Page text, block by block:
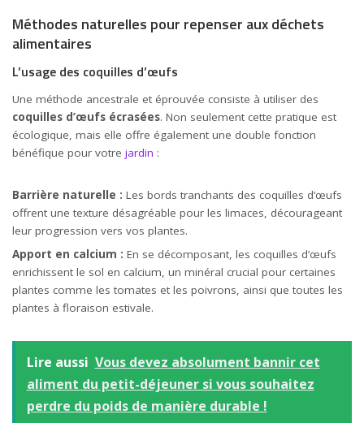
Méthodes naturelles pour repenser aux déchets
alimentaires
L’usage des coquilles d’œufs
Une méthode ancestrale et éprouvée consiste à utiliser des
coquilles d’œufs écrasées. Non seulement cette pratique est
écologique, mais elle offre également une double fonction
bénéfique pour votre jardin :
Barrière naturelle : Les bords tranchants des coquilles d’œufs
offrent une texture désagréable pour les limaces, décourageant
leur progression vers vos plantes.
Apport en calcium : En se décomposant, les coquilles d’œufs
enrichissent le sol en calcium, un minéral crucial pour certaines
plantes comme les tomates et les poivrons, ainsi que toutes les
plantes à floraison estivale.
Lire aussi Vous devez absolument bannir cet
aliment du petit-déjeuner si vous souhaitez
perdre du poids de manière durable !